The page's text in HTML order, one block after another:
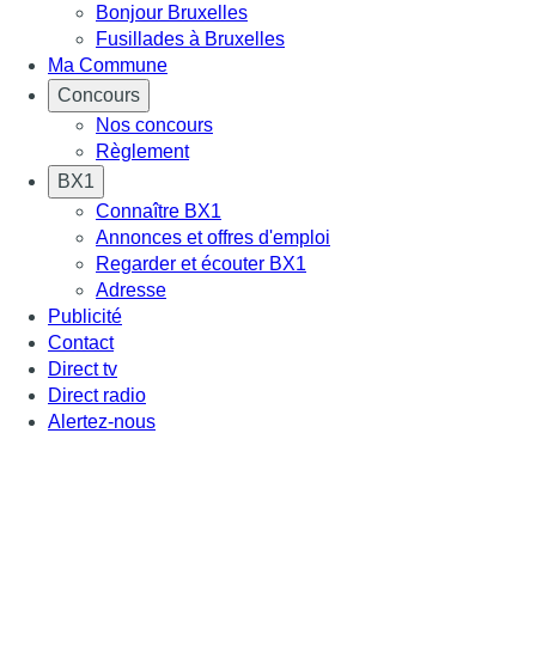
Bonjour Bruxelles
Fusillades à Bruxelles
Ma Commune
Concours
Nos concours
Règlement
BX1
Connaître BX1
Annonces et offres d'emploi
Regarder et écouter BX1
Adresse
Publicité
Contact
Direct tv
Direct radio
Alertez-nous